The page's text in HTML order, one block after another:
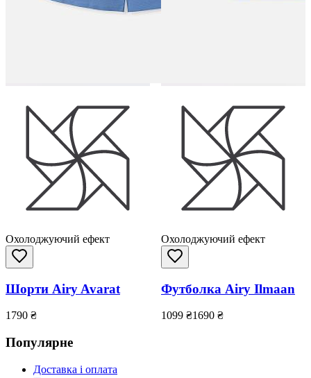
Охолоджуючий ефект
Шорти Airy Avarat
1790 ₴
Охолоджуючий ефект
Футболка Airy Ilmaan
1099 ₴1690 ₴
Популярне
Доставка і оплата